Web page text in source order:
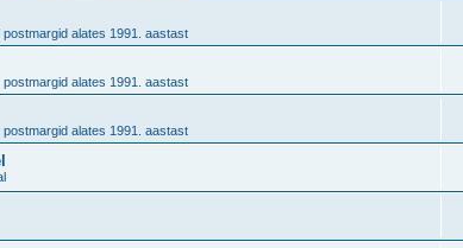
postmargid alates 1991. aastast
postmargid alates 1991. aastast
postmargid alates 1991. aastast